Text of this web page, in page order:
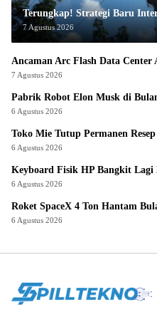
Terungkap! Strategi Baru
7 Agustus 2026
Ancaman Arc Flash Data
7 Agustus 2026
Pabrik Robot Elon Musk di
6 Agustus 2026
Toko Mie Tutup Permanen
6 Agustus 2026
Keyboard Fisik HP Bangkit Lagi
6 Agustus 2026
Roket SpaceX 4 Ton Hantam
6 Agustus 2026